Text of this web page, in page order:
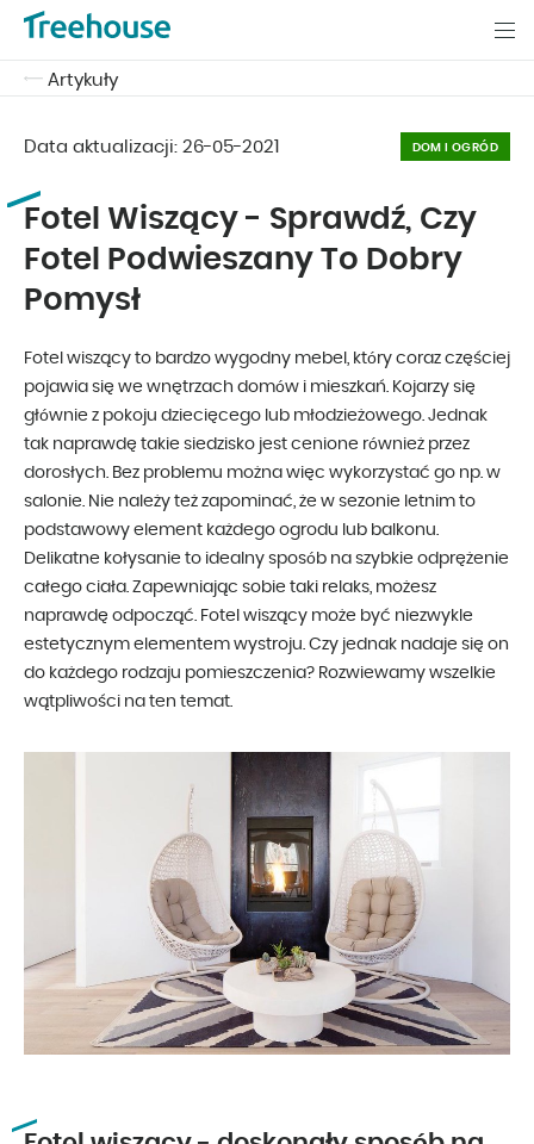
Artykuły
Data aktualizacji: 26-05-2021 DOM I OGRÓD
Fotel Wiszący - Sprawdź, Czy
Fotel Podwieszany To Dobry
Pomysł
Fotel wiszący to bardzo wygodny mebel, który coraz częściej
pojawia się we wnętrzach domów i mieszkań. Kojarzy się
głównie z pokoju dziecięcego lub młodzieżowego. Jednak
tak naprawdę takie siedzisko jest cenione również przez
dorosłych. Bez problemu można więc wykorzystać go np. w
salonie. Nie należy też zapominać, że w sezonie letnim to
podstawowy element każdego ogrodu lub balkonu.
Delikatne kołysanie to idealny sposób na szybkie odprężenie
całego ciała. Zapewniając sobie taki relaks, możesz
naprawdę odpocząć. Fotel wiszący może być niezwykle
estetycznym elementem wystroju. Czy jednak nadaje się on
do każdego rodzaju pomieszczenia? Rozwiewamy wszelkie
wątpliwości na ten temat.